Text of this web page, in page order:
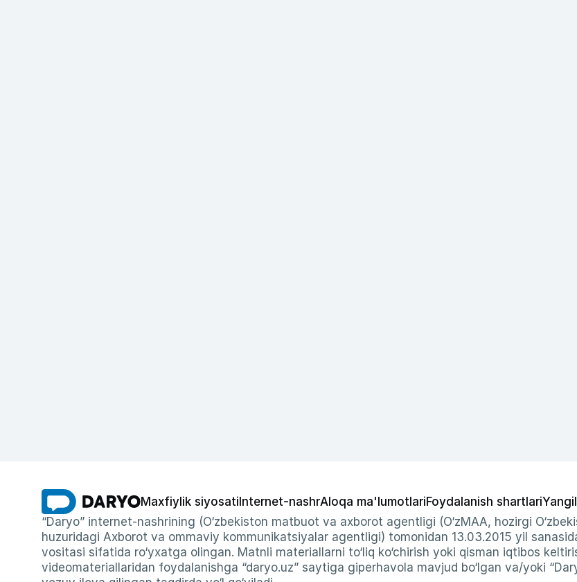
Maxfiylik siyosati Internet-nashrAloqa ma'lumotlariFoydalanish shartlari
“Daryo” internet-nashrining (O‘zbekiston matbuot va axborot agentligi (O‘zMAA, hozirgi
huzuridagi Axborot va ommaviy kommunikatsiyalar agentligi) tomonidan 13.03.2015 yil
vositasi sifatida ro‘yxatga olingan. Matnli materiallarni to‘liq ko‘chirish yoki qisman iqtibos
videomateriallaridan foydalanishga “daryo.uz” saytiga giperhavola mavjud bo‘lgan va/yoki